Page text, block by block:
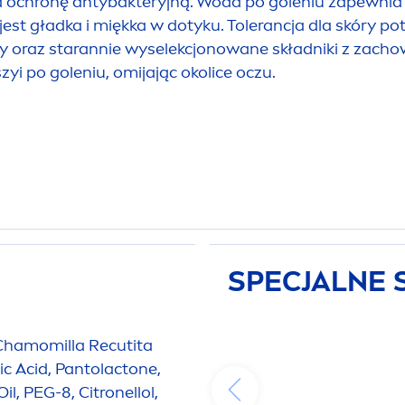
gładka i miękka w dotyku. Tolerancja dla skóry
starannie wyselekcjonowane składniki z
po goleniu, omijając okolice oczu.
Recutita
Acid, Pantolactone,
PEG-8, Citronellol,
SPECJALNE